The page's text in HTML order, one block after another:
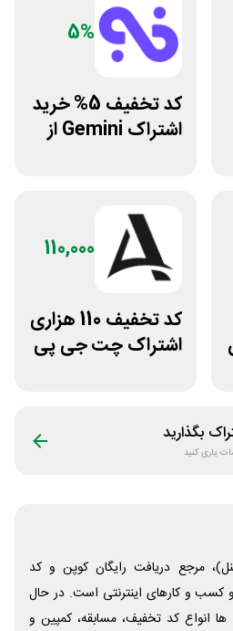
5%
کد تخفیف 5% خرید
اشتراک Gemini از
110,000
کد تخفیف 110 هزاری
اشتراک چت جی پی
بگذارید
یاری کنید
مرجع دریافت رایگان کوپن و کد
کسب و‌ کارهای اینترنتی است. در حال
انواع کد تخفیف، مسابقه، کمپین و